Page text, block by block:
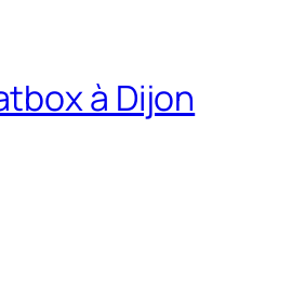
à Dijon